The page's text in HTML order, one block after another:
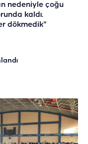
nedeniyle çoğu
kaldı.
dökmedik"